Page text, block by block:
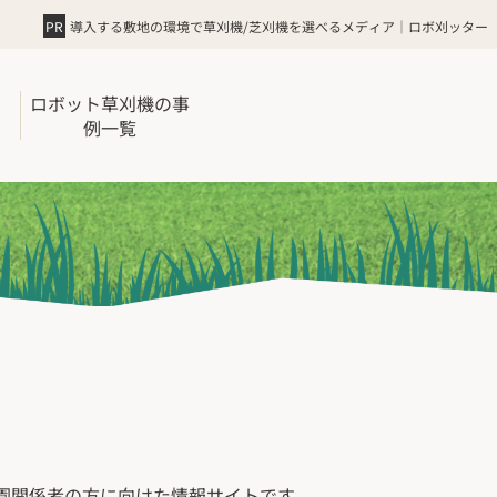
導入する敷地の環境で草刈機/芝刈機を選べるメディア｜ロボ刈ッター
ロボット草刈機の事
例一覧